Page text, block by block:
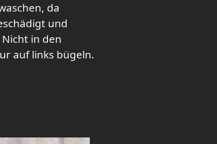
da
und
in den
auf links bügeln.